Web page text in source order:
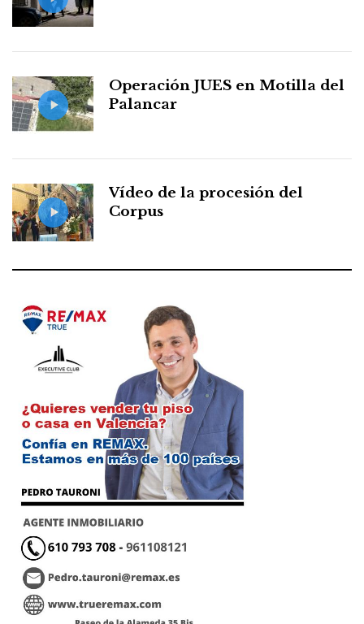
Operación JUES en Motilla del
Palancar
Vídeo de la procesión del
Corpus